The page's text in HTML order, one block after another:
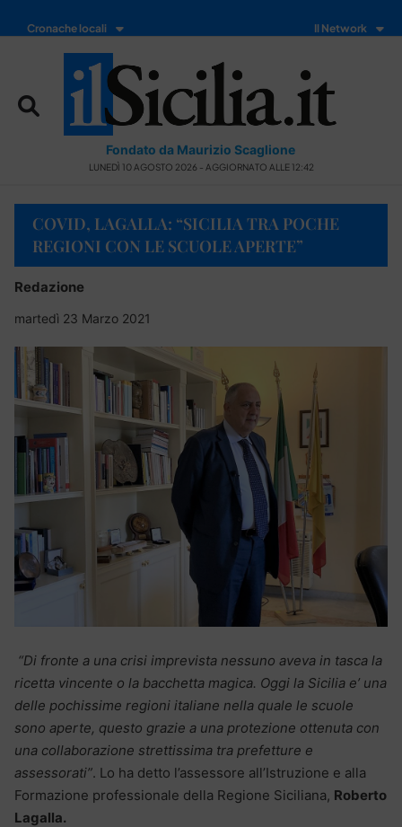
Cronache locali Il Network
Fondato da Maurizio Scaglione
LUNEDÌ 10 AGOSTO 2026 - AGGIORNATO ALLE 12:42
COVID, LAGALLA: “SICILIA TRA POCHE
REGIONI CON LE SCUOLE APERTE”
Redazione
martedì 23 Marzo 2021
“Di fronte a una crisi imprevista nessuno aveva in tasca la
ricetta vincente o la bacchetta magica. Oggi la Sicilia e’ una
delle pochissime regioni italiane nella quale le scuole
sono aperte, questo grazie a una protezione ottenuta con
una collaborazione strettissima tra prefetture e
assessorati”. Lo ha detto l’assessore all’Istruzione e alla
Formazione professionale della Regione Siciliana, Roberto
Lagalla.